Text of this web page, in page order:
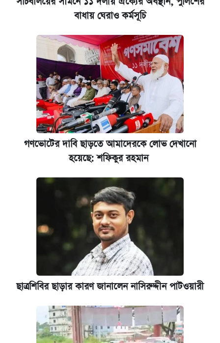
বাধায় ঘেরাও কর্মসূচি
গণভোটের দাবি ছাড়তে আমাদেরকে লোভ দেখানো
হয়েছে: শফিকুর রহমান
ছাত্রশিবির ছাড়ার কারণ জানালেন নাসিরুদ্দীন পাটওয়ারী